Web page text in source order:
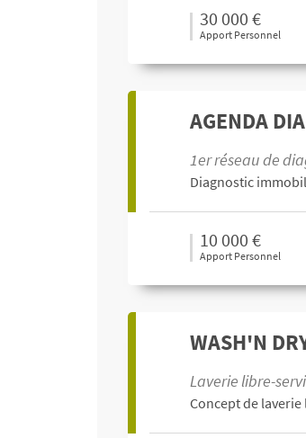
30 000 €
Apport Personnel
AGENDA
1er réseau de
Diagnostic
10 000 €
Apport Personnel
WASH'N
Laverie libre-
Concept de